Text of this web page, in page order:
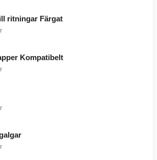
ritningar Färgat
Kompatibelt